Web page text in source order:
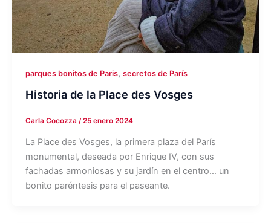
parques bonitos de Paris, secretos de París
Historia de la Place des Vosges
Carla Cocozza /25 enero 2024
La Place des Vosges, la primera plaza del París
monumental, deseada por Enrique IV, con sus
fachadas armoniosas y su jardín en el centro… un
bonito paréntesis para el paseante.